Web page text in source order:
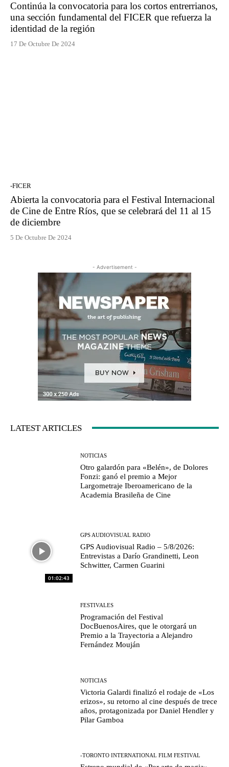
Continúa la convocatoria para los cortos entrerrianos,
una sección fundamental del FICER que refuerza la
identidad de la región
17 De Octubre De 2024
-FICER
Abierta la convocatoria para el Festival Internacional
de Cine de Entre Ríos, que se celebrará del 11 al 15
de diciembre
5 De Octubre De 2024
- Advertisement -
LATEST ARTICLES
NOTICIAS
Otro galardón para «Belén», de Dolores
Fonzi: ganó el premio a Mejor
Largometraje Iberoamericano de la
Academia Brasileña de Cine
01:02:43
GPS AUDIOVISUAL RADIO
GPS Audiovisual Radio – 5/8/2026:
Entrevistas a Darío Grandinetti, Leon
Schwitter, Carmen Guarini
FESTIVALES
Programación del Festival
DocBuenosAires, que le otorgará un
Premio a la Trayectoria a Alejandro
Fernández Mouján
NOTICIAS
Victoria Galardi finalizó el rodaje de «Los
erizos», su retorno al cine después de trece
años, protagonizada por Daniel Hendler y
Pilar Gamboa
-TORONTO INTERNATIONAL FILM FESTIVAL